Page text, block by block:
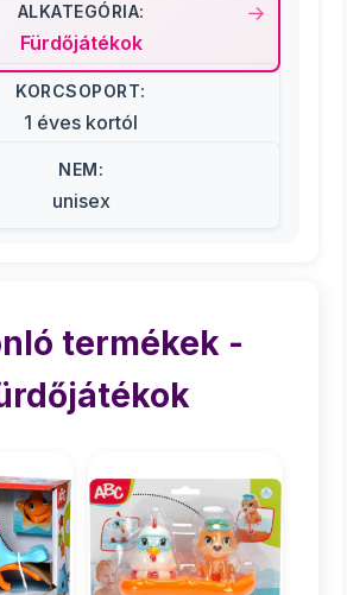
ALKATEGÓRIA:
Fürdőjátékok
KORCSOPORT:
1 éves kortól
NEM:
unisex
termékek -